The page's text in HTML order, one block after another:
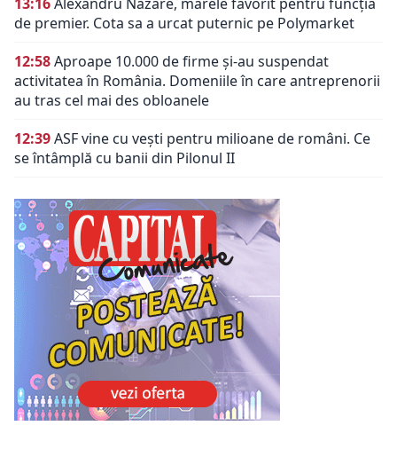
de premier. Cota sa a urcat puternic pe Polymarket
12:58Aproape 10.000 de firme și-au suspendat
activitatea în România. Domeniile în care antreprenorii
au tras cel mai des obloanele
12:39ASF vine cu vești pentru milioane de români. Ce
se întâmplă cu banii din Pilonul II